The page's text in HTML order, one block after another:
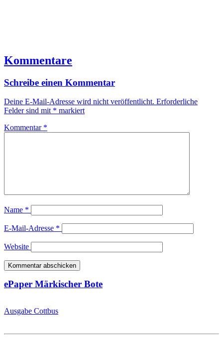
Kommentare
Schreibe einen Kommentar
Deine E-Mail-Adresse wird nicht veröffentlicht. Erforderliche
Felder sind mit * markiert
Kommentar *
Name *
E-Mail-Adresse *
Website
ePaper Märkischer Bote
Ausgabe Cottbus